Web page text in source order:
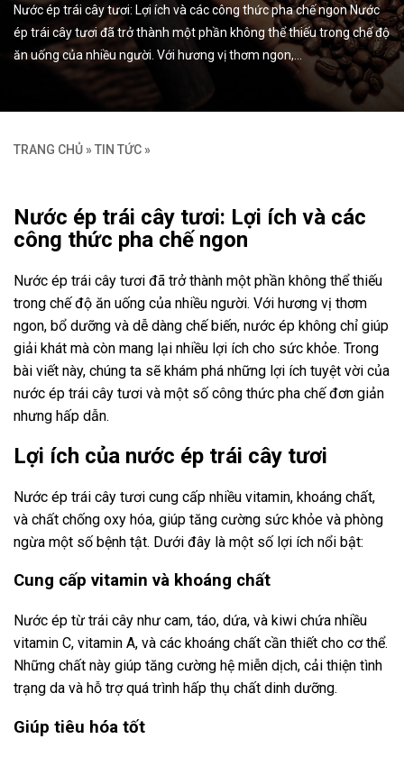
Nước ép trái cây tươi: Lợi ích và các công thức pha chế ngon Nước
ép trái cây tươi đã trở thành một phần không thể thiếu trong chế độ
ăn uống của nhiều người. Với hương vị thơm ngon,…
TRANG CHỦ » TIN TỨC »
Nước ép trái cây tươi: Lợi ích và các
công thức pha chế ngon
Nước ép trái cây tươi đã trở thành một phần không thể thiếu
trong chế độ ăn uống của nhiều người. Với hương vị thơm
ngon, bổ dưỡng và dễ dàng chế biến, nước ép không chỉ giúp
giải khát mà còn mang lại nhiều lợi ích cho sức khỏe. Trong
bài viết này, chúng ta sẽ khám phá những lợi ích tuyệt vời của
nước ép trái cây tươi và một số công thức pha chế đơn giản
nhưng hấp dẫn.
Lợi ích của nước ép trái cây tươi
Nước ép trái cây tươi cung cấp nhiều vitamin, khoáng chất,
và chất chống oxy hóa, giúp tăng cường sức khỏe và phòng
ngừa một số bệnh tật. Dưới đây là một số lợi ích nổi bật:
Cung cấp vitamin và khoáng chất
Nước ép từ trái cây như cam, táo, dứa, và kiwi chứa nhiều
vitamin C, vitamin A, và các khoáng chất cần thiết cho cơ thể.
Những chất này giúp tăng cường hệ miễn dịch, cải thiện tình
trạng da và hỗ trợ quá trình hấp thụ chất dinh dưỡng.
Giúp tiêu hóa tốt